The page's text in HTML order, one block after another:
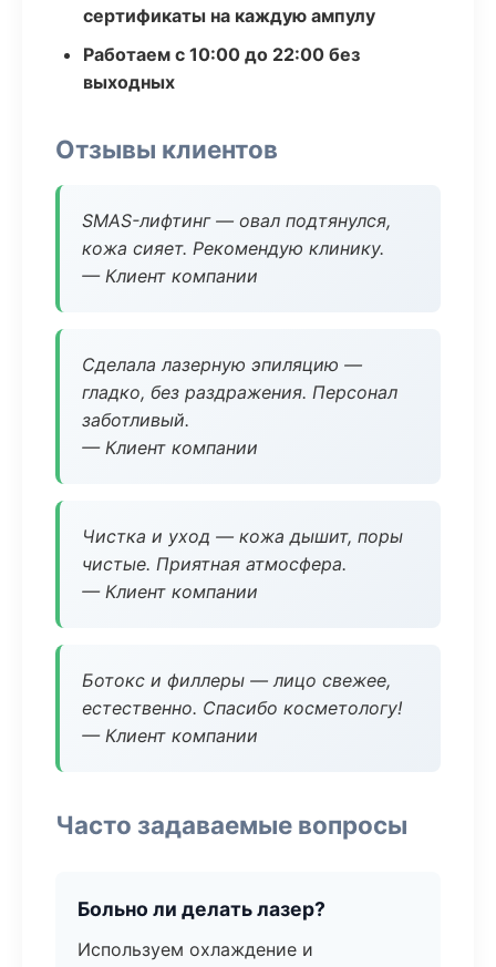
сертификаты на каждую ампулу
Работаем с 10:00 до 22:00 без
выходных
Отзывы клиентов
SMAS-лифтинг — овал подтянулся,
кожа сияет. Рекомендую клинику.
— Клиент компании
Сделала лазерную эпиляцию —
гладко, без раздражения. Персонал
заботливый.
— Клиент компании
Чистка и уход — кожа дышит, поры
чистые. Приятная атмосфера.
— Клиент компании
Ботокс и филлеры — лицо свежее,
естественно. Спасибо косметологу!
— Клиент компании
Часто задаваемые вопросы
Больно ли делать лазер?
Используем охлаждение и